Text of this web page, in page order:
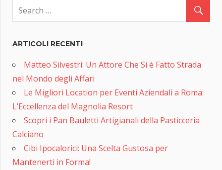
ARTICOLI RECENTI
Matteo Silvestri: Un Attore Che Si è Fatto Strada
nel Mondo degli Affari
Le Migliori Location per Eventi Aziendali a Roma:
L’Eccellenza del Magnolia Resort
Scopri i Pan Bauletti Artigianali della Pasticceria
Calciano
Cibi Ipocalorici: Una Scelta Gustosa per
Mantenerti in Forma!